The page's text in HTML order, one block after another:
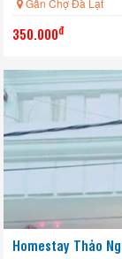
350.000đ
Homestay Thảo